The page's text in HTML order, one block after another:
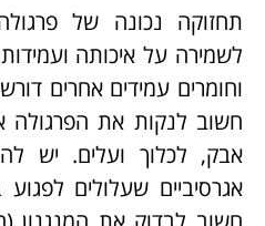
תחזוקה נכונה של
לשמירה על איכותה
וחומרים עמידים אחרים
חשוב לנקות את הפרגולה
אבק, לכלוך ועלים. יש
אגרסיביים שעלולים